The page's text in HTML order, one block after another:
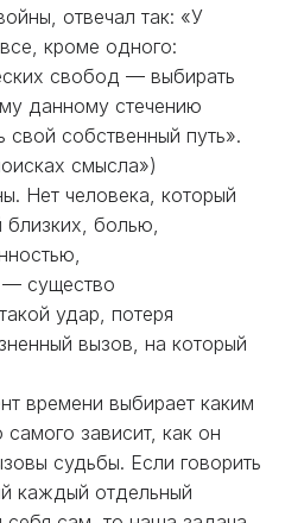
отвечал так: «У
кроме одного:
свобод — выбирать
данному стечению
свой собственный путь».
смысла»)
Нет человека, который
близких, болью,
— существо
удар, потеря
вызов, на который
времени выбирает каким
самого зависит, как он
судьбы. Если говорить
каждый отдельный